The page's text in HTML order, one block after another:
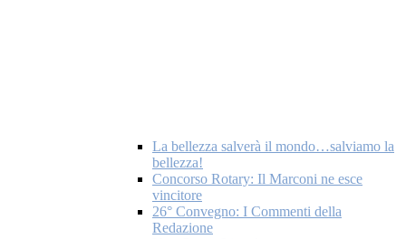
La bellezza salverà il mondo…salviamo la
bellezza!
Concorso Rotary: Il Marconi ne esce
vincitore
26° Convegno: I Commenti della
Redazione